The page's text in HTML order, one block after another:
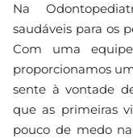
Na
saudáveis para os
Com uma
proporcionamos
sente à vontade
que as primeiras
pouco de medo